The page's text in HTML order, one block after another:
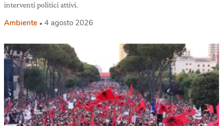
interventi politici attivi.
Ambiente 4 agosto 2026